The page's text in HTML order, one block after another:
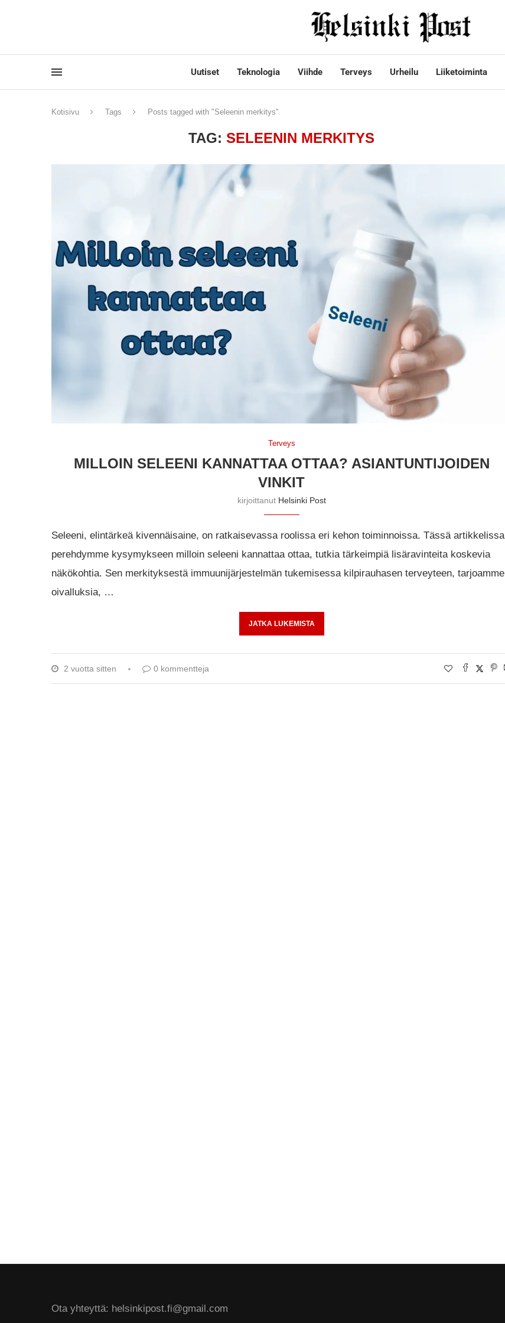
Uutiset Teknologia Viihde Terveys Urheilu Liiketoiminta
Kotisivu Tags Posts tagged with "Seleenin merkitys"
TAG:SELEENIN MERKITYS
Terveys
MILLOIN SELEENI KANNATTAA OTTAA? ASIANTUNTIJOIDEN
VINKIT
kirjoittanut Helsinki Post
Seleeni, elintärkeä kivennäisaine, on ratkaisevassa roolissa eri kehon toiminnoissa. Tässä artikkelissa
perehdymme kysymykseen milloin seleeni kannattaa ottaa, tutkia tärkeimpiä lisäravinteita koskevia
näkökohtia. Sen merkityksestä immuunijärjestelmän tukemisessa kilpirauhasen terveyteen, tarjoamme
oivalluksia, …
JATKA LUKEMISTA
2 vuotta sitten 0 kommentteja
Ota yhteyttä: helsinkipost.fi@gmail.com